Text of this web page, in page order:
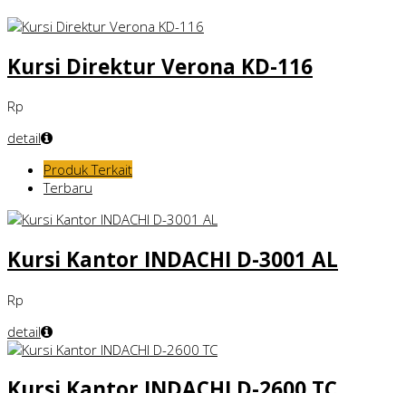
Kursi Direktur Verona KD-116
Rp
detail
Produk Terkait
Terbaru
Kursi Kantor INDACHI D-3001 AL
Rp
detail